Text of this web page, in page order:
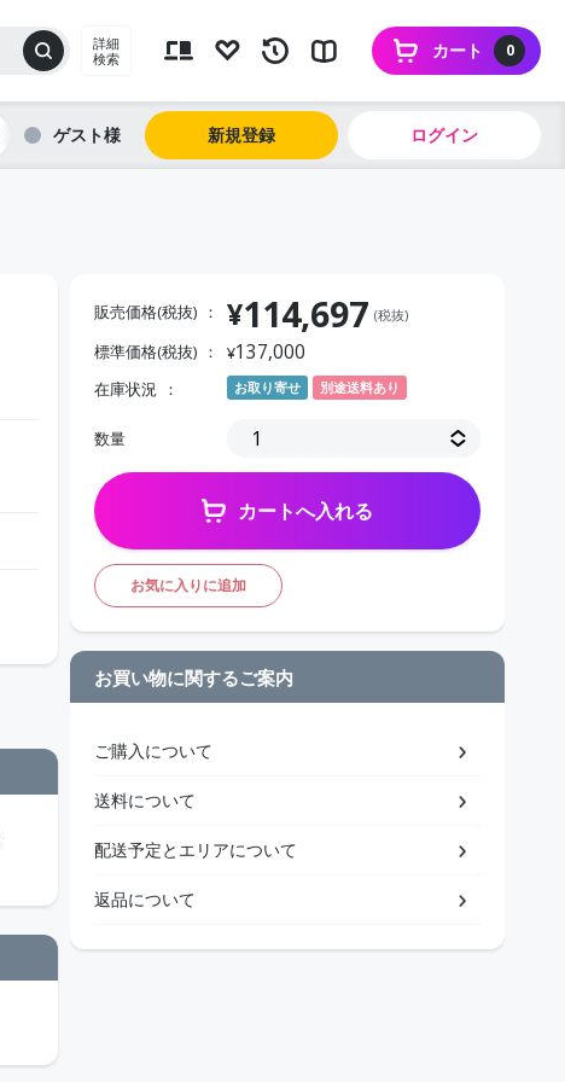
詳細
検索
0
カート
ゲスト 新規登録 ログイン
販売価格(税抜) ¥114,697 (税抜)
標準価格(税抜) ¥137,000
在庫状況 お取り寄せ 別途送料あり
数量
カートへ入れる
お気に入りに追加
お買い物に関するご案内
ご購入について
送料について
配送予定とエリアについて
返品について